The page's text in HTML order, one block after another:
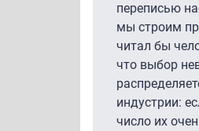
переписью
мы строим
читал бы
что выбор
индустрии:
число их